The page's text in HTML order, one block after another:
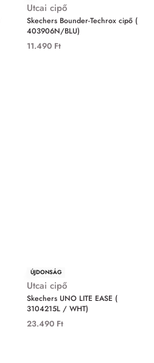
Utcai cipő
Skechers Bounder-Techrox cipő (
403906N/BLU)
11.490 Ft
ÚJDONSÁG
Utcai cipő
Skechers UNO LITE EASE (
3104215L / WHT)
23.490 Ft